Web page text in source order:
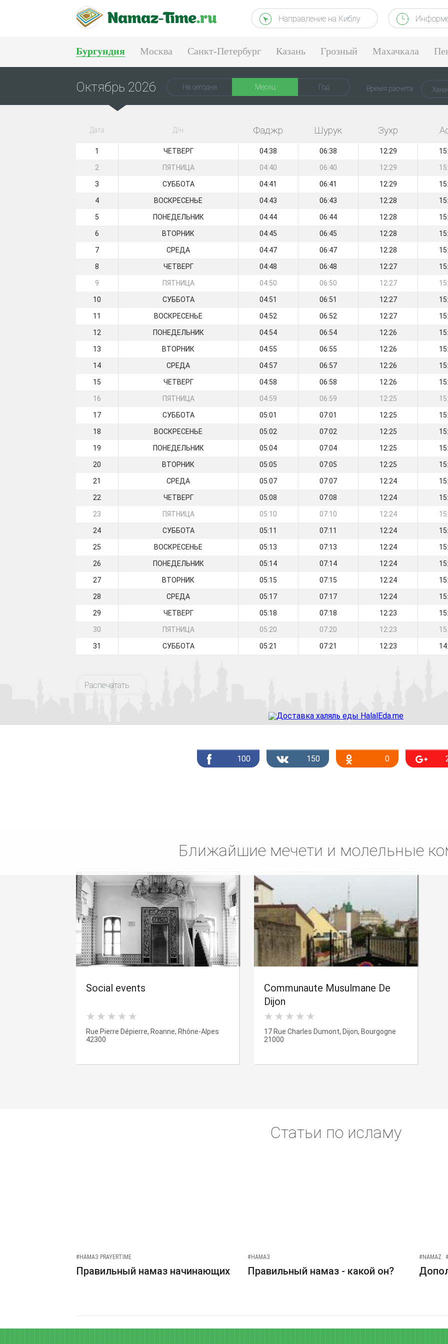
Направление на Киблу
Бургундия Москва Санкт-Петербург Казань Грозный Махачкала
Октябрь 2026 На сегодня Месяц Год Время расчета
Дата Д/н Фаджр Шурук Зухр
1 ЧЕТВЕРГ 04:38 06:38 12:29
2 ПЯТНИЦА 04:40 06:40 12:29
3 СУББОТА 04:41 06:41 12:29
4 ВОСКРЕСЕНЬЕ 04:43 06:43 12:28
5 ПОНЕДЕЛЬНИК 04:44 06:44 12:28
6 ВТОРНИК 04:45 06:45 12:28
7 СРЕДА 04:47 06:47 12:28
8 ЧЕТВЕРГ 04:48 06:48 12:27
9 ПЯТНИЦА 04:50 06:50 12:27
10 СУББОТА 04:51 06:51 12:27
11 ВОСКРЕСЕНЬЕ 04:52 06:52 12:27
12 ПОНЕДЕЛЬНИК 04:54 06:54 12:26
13 ВТОРНИК 04:55 06:55 12:26
14 СРЕДА 04:57 06:57 12:26
15 ЧЕТВЕРГ 04:58 06:58 12:26
16 ПЯТНИЦА 04:59 06:59 12:25
17 СУББОТА 05:01 07:01 12:25
18 ВОСКРЕСЕНЬЕ 05:02 07:02 12:25
19 ПОНЕДЕЛЬНИК 05:04 07:04 12:25
20 ВТОРНИК 05:05 07:05 12:25
21 СРЕДА 05:07 07:07 12:24
22 ЧЕТВЕРГ 05:08 07:08 12:24
23 ПЯТНИЦА 05:10 07:10 12:24
24 СУББОТА 05:11 07:11 12:24
25 ВОСКРЕСЕНЬЕ 05:13 07:13 12:24
26 ПОНЕДЕЛЬНИК 05:14 07:14 12:24
27 ВТОРНИК 05:15 07:15 12:24
28 СРЕДА 05:17 07:17 12:24
29 ЧЕТВЕРГ 05:18 07:18 12:23
30 ПЯТНИЦА 05:20 07:20 12:23
31 СУББОТА 05:21 07:21 12:23
Распечатать
100 150 0
Ближайшие мечети и молельные
Списком
Social events
Rue Pierre Dépierre, Roanne, Rhône-Alpes
42300
Communaute Musulmane De
Dijon
17 Rue Charles Dumont, Dijon, Bourgogne
21000
Статьи по исламу
#НАМАЗ PRAYERTIME
Правильный намаз начинающих
#НАМАЗ
Правильный намаз - какой он?
#NAMAZ